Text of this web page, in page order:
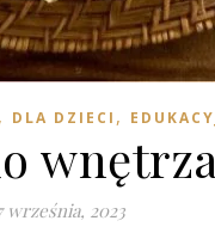
, DLA DZIECI ,
września, 2023